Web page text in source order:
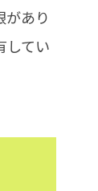
あり
してい